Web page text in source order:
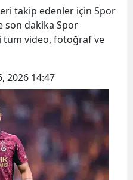
takip edenler için Spor
son dakika Spor
tüm video, fotoğraf ve
2026 14:47